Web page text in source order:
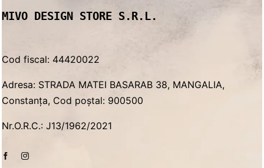
MIVO DESIGN STORE S.R.L.
Cod fiscal: 44420022
Adresa: STRADA MATEI BASARAB 38, MANGALIA,
Constanța, Cod poștal: 900500
Nr.O.R.C.: J13/1962/2021